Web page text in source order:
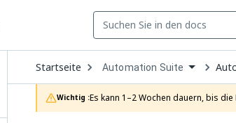
Startseite Open
Dropdown
to
choose
product
Automation Suite
Wichtig :Es kann 1–2 Wochen dauern, bis